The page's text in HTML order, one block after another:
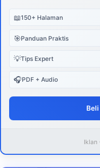
📖150+ Halaman
🎯Panduan Praktis
💡Tips Expert
🎧PDF + Audio
Iklan